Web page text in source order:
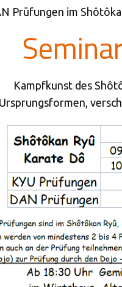
Prüfungen im
Kampfkunst des